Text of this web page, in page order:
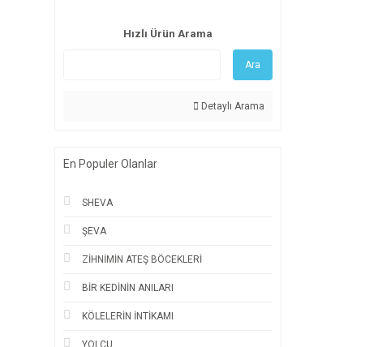
Hızlı Ürün Arama
Ara
Detaylı Arama
En Populer Olanlar
SHEVA
ŞEVA
ZİHNİMİN ATEŞ BÖCEKLERİ
BİR KEDİNİN ANILARI
KÖLELERİN İNTİKAMI
YOLCU